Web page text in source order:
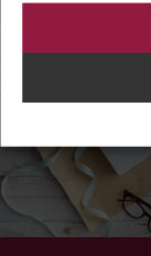
VORIGE